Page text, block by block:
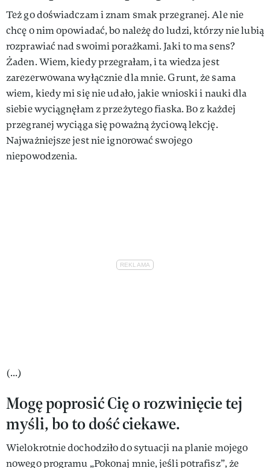
Też go doświadczam i znam smak przegranej. Ale nie
chcę o nim opowiadać, bo należę do ludzi, którzy nie lubią
rozprawiać nad swoimi porażkami. Jaki to ma sens?
Żaden. Wiem, kiedy przegrałam, i ta wiedza jest
zarezerwowana wyłącznie dla mnie. Grunt, że sama
wiem, kiedy mi się nie udało, jakie wnioski i nauki dla
siebie wyciągnęłam z przeżytego fiaska. Bo z każdej
przegranej wyciąga się poważną życiową lekcję.
Najważniejsze jest nie ignorować swojego
niepowodzenia.
(...)
Mogę poprosić Cię o rozwinięcie tej
myśli, bo to dość ciekawe.
Wielokrotnie dochodziło do sytuacji na planie mojego
nowego programu „Pokonaj mnie, jeśli potrafisz”, że